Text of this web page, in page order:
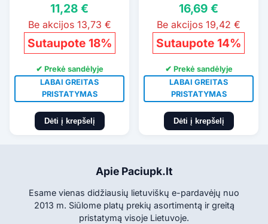
11,28 €
Be akcijos 13,73 €
Sutaupote 18%
✔ Prekė sandėlyje
LABAI GREITAS
PRISTATYMAS
Dėti į krepšelį
16,69 €
Be akcijos 19,42 €
Sutaupote 14%
✔ Prekė sandėlyje
LABAI GREITAS
PRISTATYMAS
Dėti į krepšelį
Apie Paciupk.lt
Esame vienas didžiausių lietuviškų e-pardavėjų nuo
2013 m. Siūlome platų prekių asortimentą ir greitą
pristatymą visoje Lietuvoje.